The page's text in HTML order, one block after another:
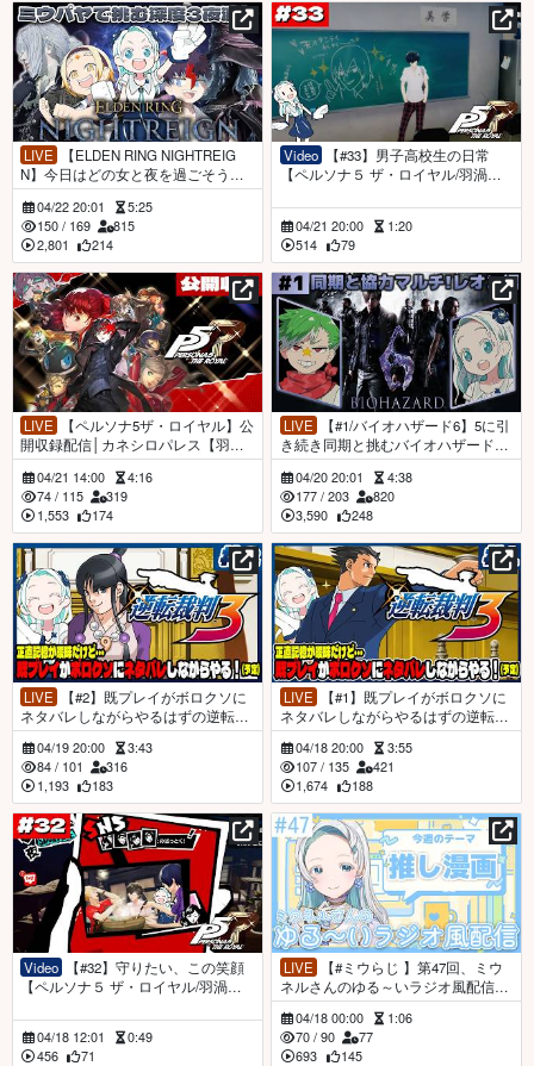
LIVE
N】今日はどの女と夜を過ごそうか
な🎶【羽渦ミウネル/#ミウパヤ 】
04/22 20:01
5:25
150/ 169
815
2,801
214
Video
【ペルソナ５ ザ・ロイヤル/羽渦ミ
04/21 20:00
1:20
514
79
LIVE
開収録配信│カネシロパレス【羽渦
ミウネル】
04/21 14:00
4:16
74/ 115
319
1,553
174
LIVE
き続き同期と挑むバイオハザード
6！レオン編！【羽渦ミウネル/大門
地リューゴン/#リューネル 】
04/20 20:01
4:38
177 /203
820
3,590
248
LIVE 【#2】既プレイがボロクソに
ネタバレしながらやるはずの逆転裁
判3！/第2話【羽渦ミウネル/ #見ルネ
ル 】04/19 20:00
3:43
84/ 101
316
1,193
183
LIVE 【#1】既プレイがボロクソに
ネタバレしながらやるはずの逆転裁
判3！【羽渦ミウネル/ #見ルネル 】
04/18 20:00
3:55
107 / 135
421
1,674
188
Video【#32】守りたい、この笑顔
【ペルソナ５ ザ・ロイヤル/羽渦ミ
04/18 12:01
0:49
456
71
LIVE 【#ミウらじ 】第47回、ミウ
ネルさんのゆる～いラジオ風配信！
【羽渦ミウネル】
04/18 00:00
1:06
70 /90
77
693
145